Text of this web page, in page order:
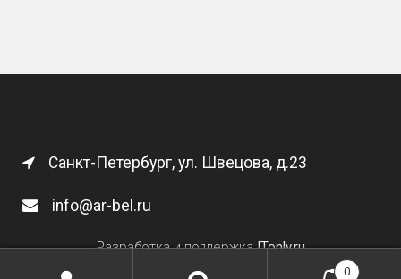
Санкт-Петербург, ул. Швецова, д.23
info@ar-bel.ru
Разработка и поддержкаITonly.ru
0